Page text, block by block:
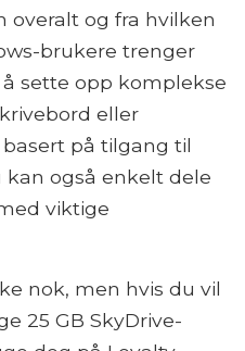
overalt og fra hvilken
brukere trenger
sette opp komplekse
eller
på tilgang til
også enkelt dele
viktige
nok, men hvis du vil
25 GB SkyDrive-